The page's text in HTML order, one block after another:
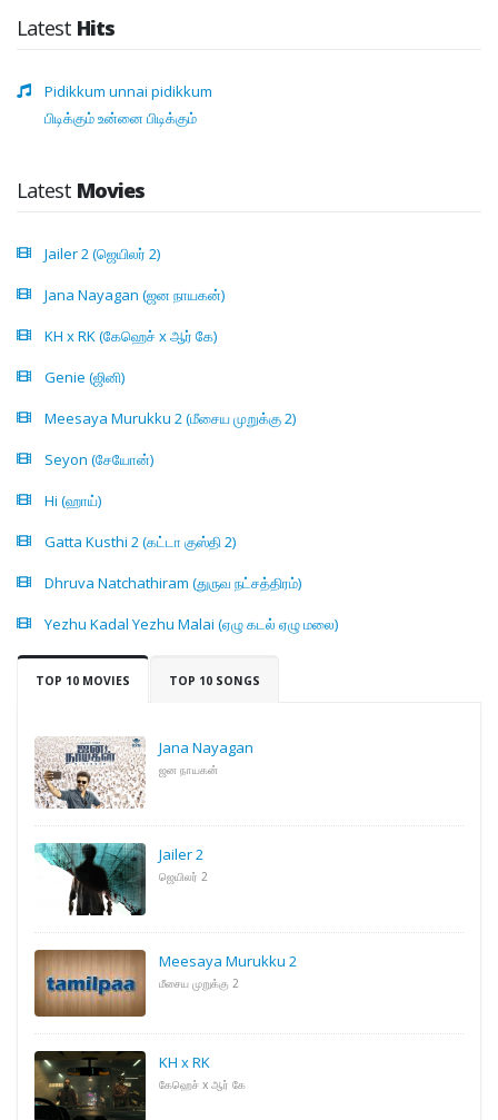
Latest Hits
Pidikkum unnai pidikkum
பிடிக்கும் உன்னை பிடிக்கும்
Latest Movies
Jailer 2 (ஜெயிலர் 2)
Jana Nayagan (ஜன நாயகன்)
KH x RK (கேஹெச் x ஆர் கே)
Genie (ஜினி)
Meesaya Murukku 2 (மீசைய முறுக்கு 2)
Seyon (சேயோன்)
Hi (ஹாய்)
Gatta Kusthi 2 (கட்டா குஸ்தி 2)
Dhruva Natchathiram (துருவ நட்சத்திரம்)
Yezhu Kadal Yezhu Malai (ஏழு கடல் ஏழு மலை)
TOP 10 MOVIES TOP 10 SONGS
Jana Nayagan
ஜன நாயகன்
Jailer 2
ஜெயிலர் 2
Meesaya Murukku 2
மீசைய முறுக்கு 2
KH x RK
கேஹெச் x ஆர் கே